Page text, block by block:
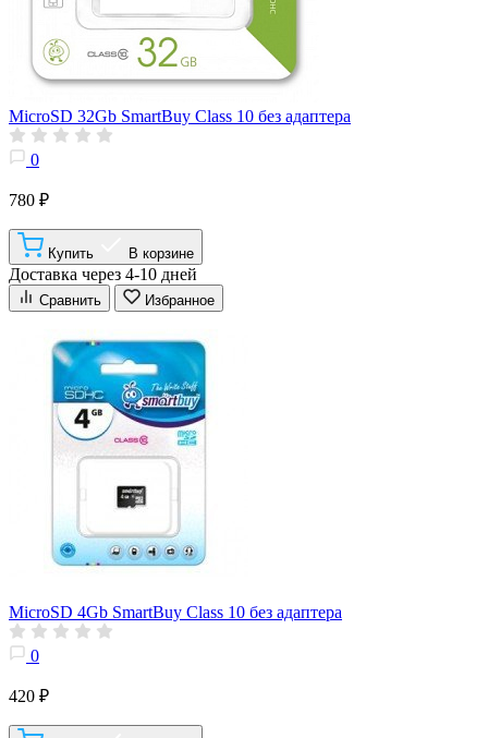
MicroSD 32Gb SmartBuy Class 10 без адаптера
0
780 ₽
Купить В корзине
Доставка через 4-10 дней
Сравнить Избранное
MicroSD 4Gb SmartBuy Class 10 без адаптера
0
420 ₽